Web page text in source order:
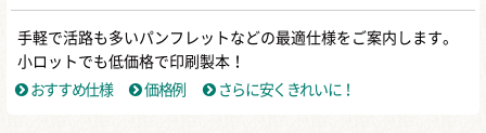
手軽で活路も多いパンフレットなどの最適仕様をご案内します。
小ロットでも低価格で印刷製本！
おすすめ仕様
価格例 さらに安くきれいに！